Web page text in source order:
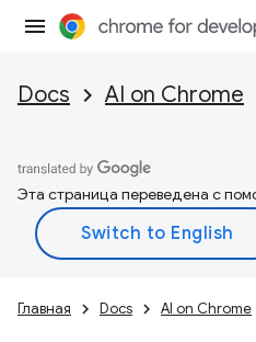
Docs AI on Chrome
Эта страница переведена с
Главная Docs AI on Chrome